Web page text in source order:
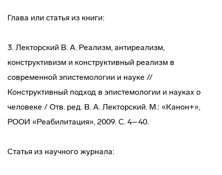
Глава или статья из книги:
3. Лекторский В. А. Реализм, антиреализм,
конструктивизм и конструктивный реализм в
современной эпистемологии и науке //
Конструктивный подход в эпистемологии и науках о
человеке / Отв. ред. В. А. Лекторский. М.: «Канон+»,
РООИ «Реабилитация», 2009. С. 4–40.
Статья из научного журнала: